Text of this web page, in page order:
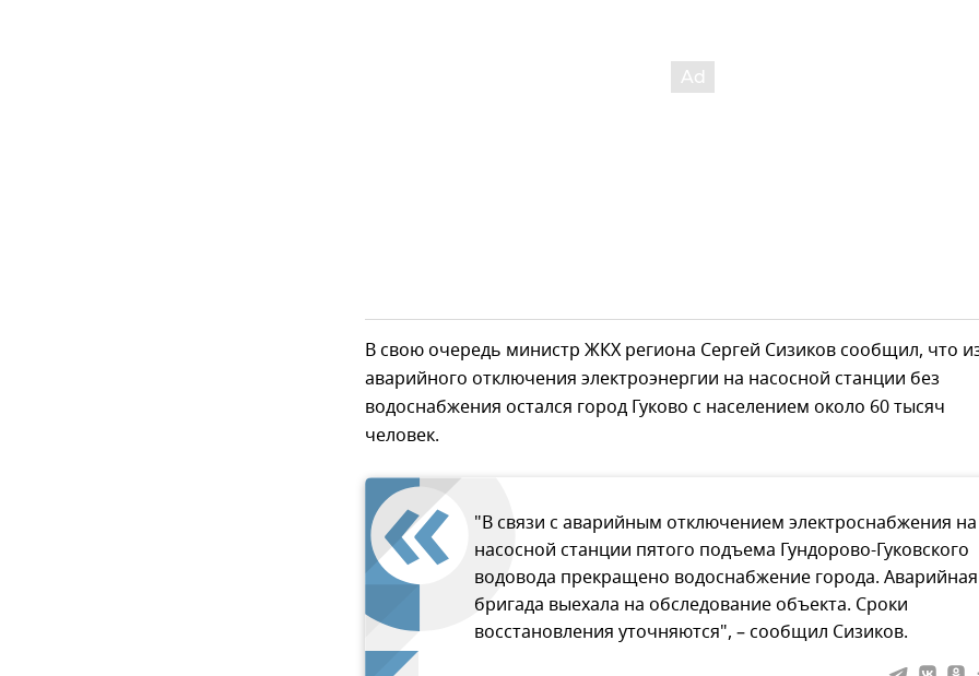
В свою очередь министр ЖКХ региона Сергей Сизиков сообщил, что
аварийного отключения электроэнергии на насосной станции без
водоснабжения остался город Гуково с населением около 60 тысяч
человек.
"В связи с аварийным отключением электроснабжения на
насосной станции пятого подъема Гундорово-Гуковского
водовода прекращено водоснабжение города. Аварийная
бригада выехала на обследование объекта. Сроки
восстановления уточняются", – сообщил Сизиков.